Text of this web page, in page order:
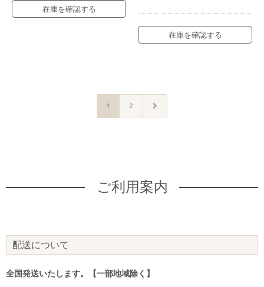
在庫を確認する
在庫を確認する
1 2
ご利用案内
配送について
全国発送いたします。【一部地域除く】